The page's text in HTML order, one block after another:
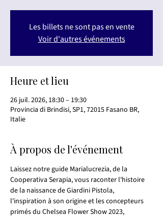
Les billets ne sont pas en vente
Voir d'autres événements
Heure et lieu
26 juil. 2026, 18:30 – 19:30
Provincia di Brindisi, SP1, 72015 Fasano BR,
Italie
À propos de l'événement
Laissez notre guide Marialucrezia, de la
Cooperativa Serapia, vous raconter l'histoire
de la naissance de Giardini Pistola,
l'inspiration à son origine et les concepteurs
primés du Chelsea Flower Show 2023,